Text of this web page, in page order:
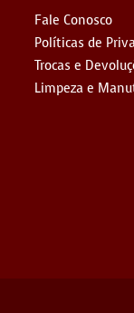
Fale Conosco
Políticas de
Trocas e
Limpeza e